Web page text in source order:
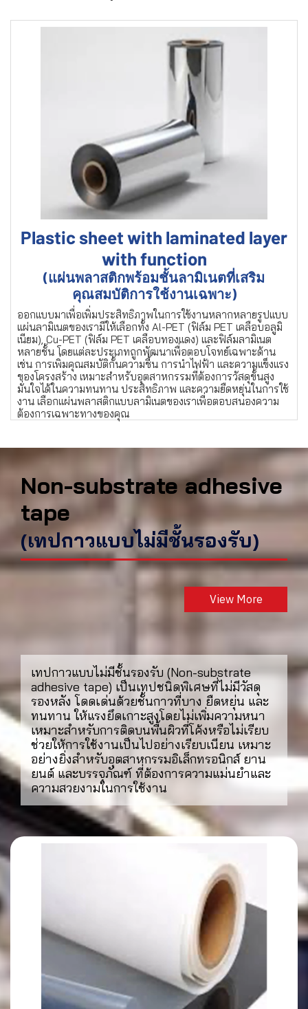
Plastic sheet with laminated layer
with function
(แผ่นพลาสติกพร้อมชั้นลามิเนตที่เสริม
คุณสมบัติการใช้งานเฉพาะ)
ออกแบบมาเพื่อเพิ่มประสิทธิภาพในการใช้งานหลากหลายรูปแบบ
แผ่นลามิเนตของเรามีให้เลือกทั้ง Al-PET (ฟิล์ม PET เคลือบอลูมิ
เนียม), Cu-PET (ฟิล์ม PET เคลือบทองแดง) และฟิล์มลามิเนต
หลายชั้น โดยแต่ละประเภทถูกพัฒนาเพื่อตอบโจทย์เฉพาะด้าน
เช่น การเพิ่มคุณสมบัติกั้นความชื้น การนำไฟฟ้า และความแข็งแรง
ของโครงสร้าง เหมาะสำหรับอุตสาหกรรมที่ต้องการวัสดุขั้นสูง
มั่นใจได้ในความทนทาน ประสิทธิภาพ และความยืดหยุ่นในการใช้
งาน เลือกแผ่นพลาสติกแบบลามิเนตของเราเพื่อตอบสนองความ
ต้องการเฉพาะทางของคุณ
Non-substrate adhesive
tape
(เทปกาวแบบไม่มีชั้นรองรับ)
View More
เทปกาวแบบไม่มีชั้นรองรับ (Non-substrate
adhesive tape) เป็นเทปชนิดพิเศษที่ไม่มีวัสดุ
รองหลัง โดดเด่นด้วยชั้นกาวที่บาง ยืดหยุ่น และ
ทนทาน ให้แรงยึดเกาะสูงโดยไม่เพิ่มความหนา
เหมาะสำหรับการติดบนพื้นผิวที่โค้งหรือไม่เรียบ
ช่วยให้การใช้งานเป็นไปอย่างเรียบเนียน เหมาะ
อย่างยิ่งสำหรับอุตสาหกรรมอิเล็กทรอนิกส์ ยาน
ยนต์ และบรรจุภัณฑ์ ที่ต้องการความแม่นยำและ
ความสวยงามในการใช้งาน